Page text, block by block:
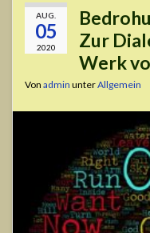
AUG.
05
2020
Zur
Werk
Von admin unterAllgemein